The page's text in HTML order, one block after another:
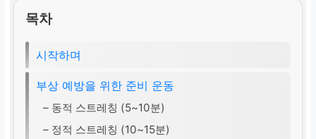
목차
시작하며
부상 예방을 위한 준비 운동
– 동적 스트레칭 (5~10분)
– 정적 스트레칭 (10~15분)